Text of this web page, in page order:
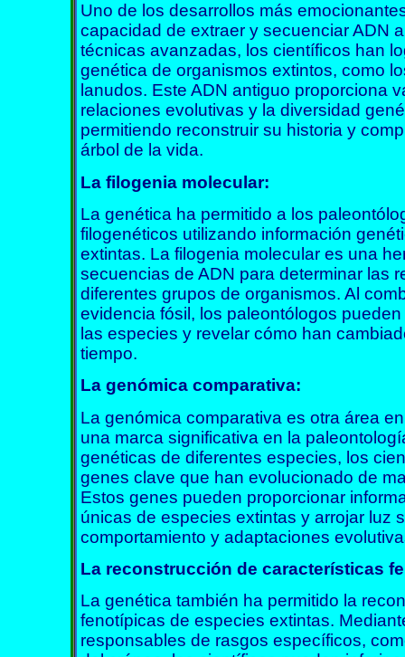
Uno de los desarrollos más
capacidad de extraer y secuenciar ADN
técnicas avanzadas, los científicos han
genética de organismos extintos, como
lanudos. Este ADN antiguo proporciona
relaciones evolutivas y la diversidad
permitiendo reconstruir su historia y
árbol de la vida.
La filogenia molecular:
La genética ha permitido a los
filogenéticos utilizando información
extintas. La filogenia molecular es una
secuencias de ADN para determinar las
diferentes grupos de organismos. Al
evidencia fósil, los paleontólogos
las especies y revelar cómo han
tiempo.
La genómica comparativa:
La genómica comparativa es otra área
una marca significativa en la
genéticas de diferentes especies, los
genes clave que han evolucionado de
Estos genes pueden proporcionar
únicas de especies extintas y arrojar luz
comportamiento y adaptaciones
La reconstrucción de características
La genética también ha permitido la
fenotípicas de especies extintas.
responsables de rasgos específicos,